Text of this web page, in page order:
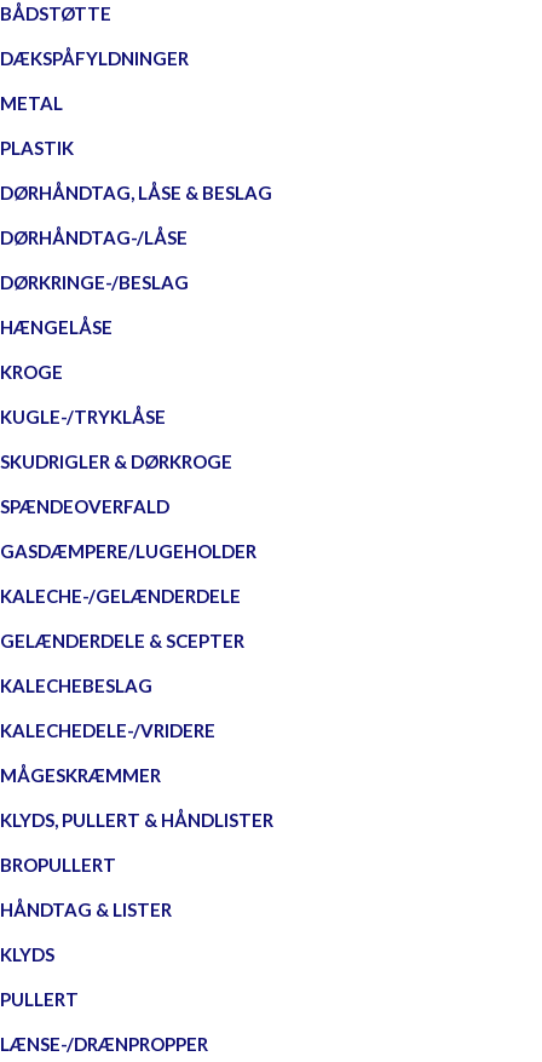
BÅDSTØTTE
DÆKSPÅFYLDNINGER
METAL
PLASTIK
DØRHÅNDTAG, LÅSE & BESLAG
DØRHÅNDTAG-/LÅSE
DØRKRINGE-/BESLAG
HÆNGELÅSE
KROGE
KUGLE-/TRYKLÅSE
SKUDRIGLER & DØRKROGE
SPÆNDEOVERFALD
GASDÆMPERE/LUGEHOLDER
KALECHE-/GELÆNDERDELE
GELÆNDERDELE & SCEPTER
KALECHEBESLAG
KALECHEDELE-/VRIDERE
MÅGESKRÆMMER
KLYDS, PULLERT & HÅNDLISTER
BROPULLERT
HÅNDTAG & LISTER
KLYDS
PULLERT
LÆNSE-/DRÆNPROPPER